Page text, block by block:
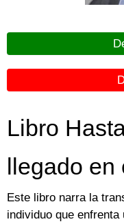
Libro
llegado en
Este libro narra la
individuo que